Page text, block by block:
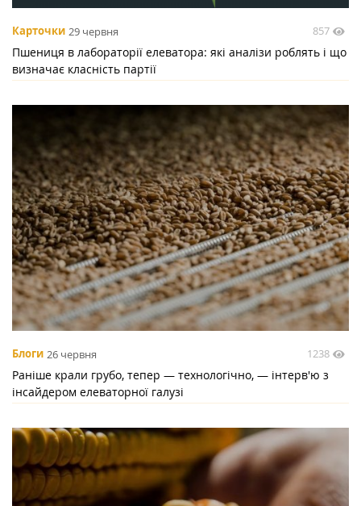
Карточки 29 червня 857
Пшениця в лабораторії елеватора: які аналізи роблять і що
визначає класність партії
Блоги 26 червня 1238
Раніше крали грубо, тепер — технологічно, — інтерв'ю з
інсайдером елеваторної галузі